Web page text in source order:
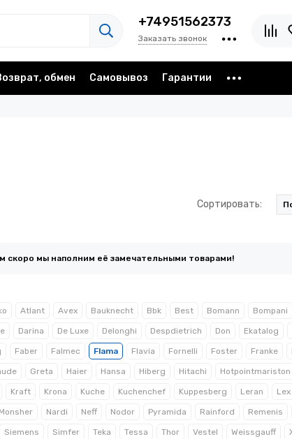
+74951562373
Заказать звонок
обмен Самовывоз Гарантии
Сортировать:
скоро мы наполним её замечательными товарами!
Atlant Avex Bauknecht Bbk Best Bomann Bompani
Darina De Luxe Delonghi Despdietrich Don Ekatalog
Faber Falmec Flama Flavia Fornelli Foster Franke
Greta Haier Hansa Hiberg Hitachi Hotpointmariston
Kraft Krona Kuche Kuchenchef Kuppesberg Leran Lex
Monsher Nardi Neff Nodor Pyramida Rainford Remenis
Siemens Simfer Teka Tessa Thor Vestel Weissgauff